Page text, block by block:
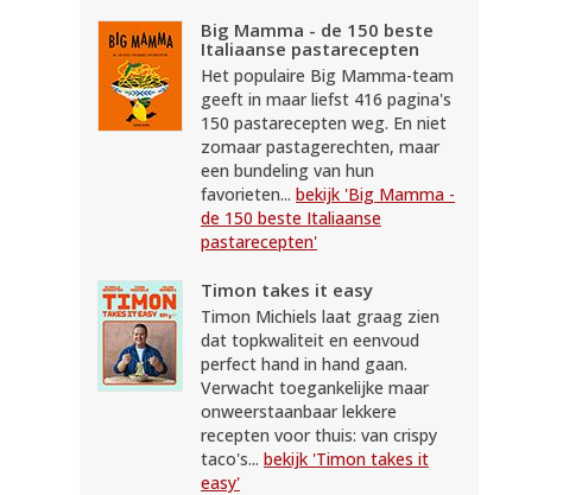
Big Mamma - de 150 beste
Italiaanse pastarecepten
Het populaire Big Mamma-team
geeft in maar liefst 416 pagina's
150 pastarecepten weg. En niet
zomaar pastagerechten, maar
een bundeling van hun
favorieten... bekijk 'Big Mamma -
de 150 beste Italiaanse
pastarecepten'
Timon takes it easy
Timon Michiels laat graag zien
dat topkwaliteit en eenvoud
perfect hand in hand gaan.
Verwacht toegankelijke maar
onweerstaanbaar lekkere
recepten voor thuis: van crispy
taco's... bekijk 'Timon takes it
easy'